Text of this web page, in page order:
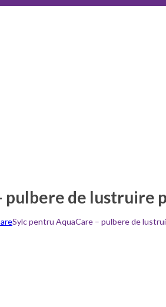
pulbere de
Sylc pentru AquaCare – pulbere de